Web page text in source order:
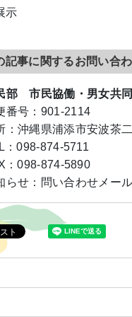
示
記事に関するお問い合
部 市民協働・男女共
番号： 901-2114
： 沖縄県浦添市安波茶
：098-874-5711
：098-874-5890
らせ： 問い合わせメー